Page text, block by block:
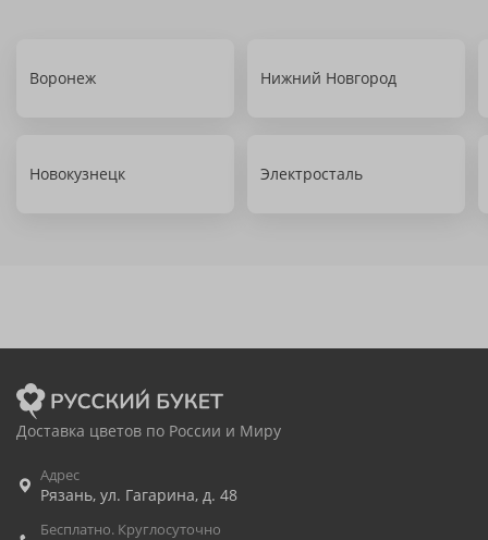
Воронеж Нижний Новгород
Новокузнецк Электросталь
Доставка цветов по России и Миру
Адрес
Рязань, ул. Гагарина, д. 48
Бесплатно. Круглосуточно